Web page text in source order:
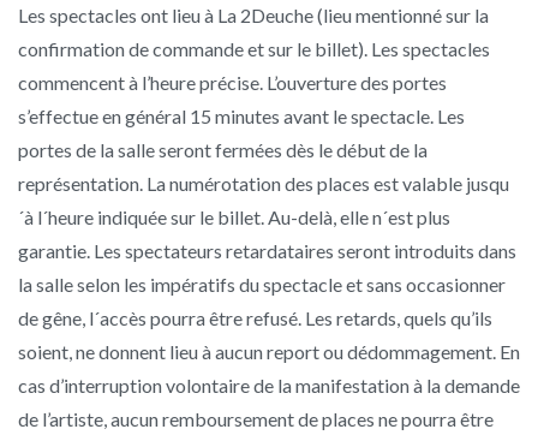
Les spectacles ont lieu à La 2Deuche (lieu mentionné sur la
confirmation de commande et sur le billet). Les spectacles
commencent à l’heure précise. L’ouverture des portes
s’effectue en général 15 minutes avant le spectacle. Les
portes de la salle seront fermées dès le début de la
représentation. La numérotation des places est valable jusqu
´à l´heure indiquée sur le billet. Au-delà, elle n´est plus
garantie. Les spectateurs retardataires seront introduits dans
la salle selon les impératifs du spectacle et sans occasionner
de gêne, l´accès pourra être refusé. Les retards, quels qu’ils
soient, ne donnent lieu à aucun report ou dédommagement. En
cas d’interruption volontaire de la manifestation à la demande
de l’artiste, aucun remboursement de places ne pourra être